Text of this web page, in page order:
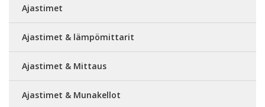
Ajastimet
Ajastimet & lämpömittarit
Ajastimet & Mittaus
Ajastimet & Munakellot